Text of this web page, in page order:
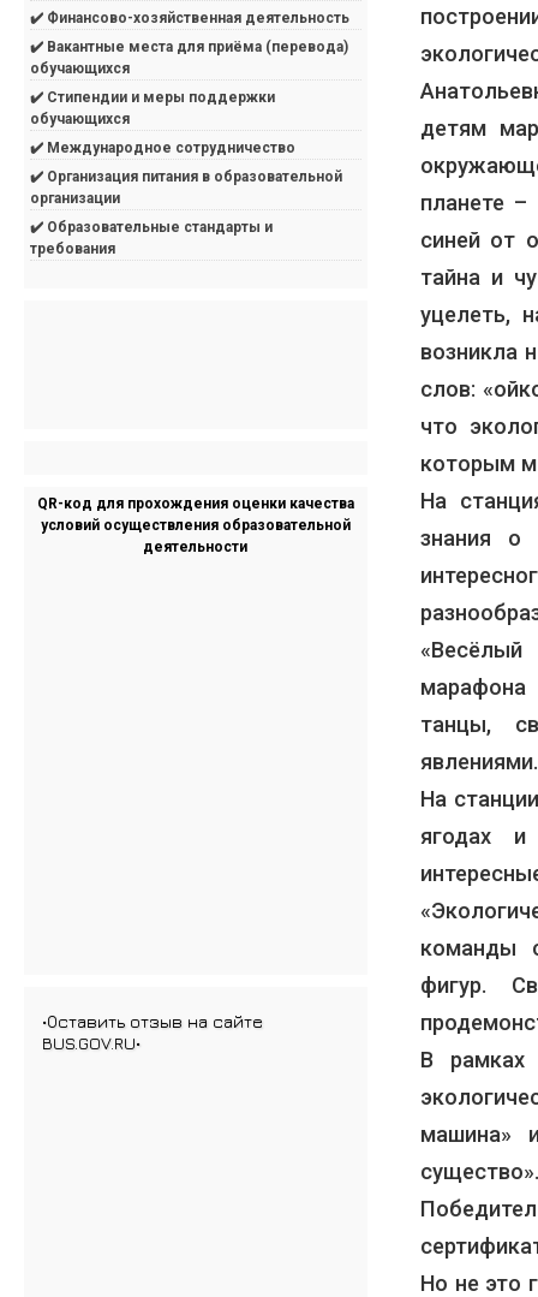
детям
планете
синей от
тайна и
уцелеть,
возникла
слов:
что
которым
На
знания о
марафона
танцы,
явлениями.
На
ягодах
команды
фигур.
В рамках
машина»
Но не это
✔️ Финансово-хозяйственная деятельность
✔️ Вакантные места для приёма (перевода)
обучающихся
✔️ Стипендии и меры поддержки
обучающихся
✔️ Международное сотрудничество
✔️ Организация питания в образовательной
организации
✔️ Образовательные стандарты и
требования
QR-код для прохождения оценки качества
условий осуществления образовательной
деятельности
•Оставить отзыв на сайте
BUS.GOV.RU•